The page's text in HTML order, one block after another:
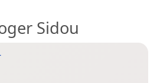
Sidou